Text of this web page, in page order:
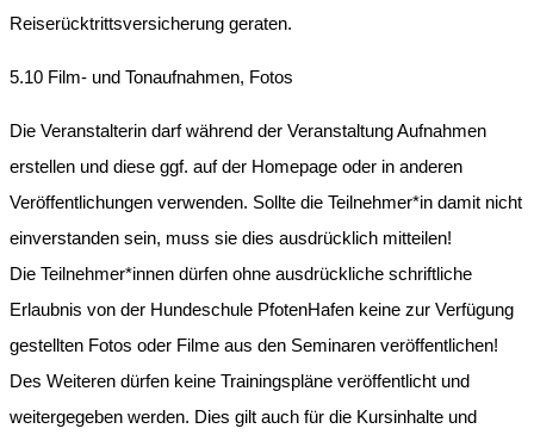
Reiserücktrittsversicherung geraten.
5.10 Film- und Tonaufnahmen, Fotos
Die Veranstalterin darf während der Veranstaltung Aufnahmen
erstellen und diese ggf. auf der Homepage oder in anderen
Veröffentlichungen verwenden. Sollte die Teilnehmer*in damit nicht
einverstanden sein, muss sie dies ausdrücklich mitteilen!
Die Teilnehmer*innen dürfen ohne ausdrückliche schriftliche
Erlaubnis von der Hundeschule PfotenHafen keine zur Verfügung
gestellten Fotos oder Filme aus den Seminaren veröffentlichen!
Des Weiteren dürfen keine Trainingspläne veröffentlicht und
weitergegeben werden. Dies gilt auch für die Kursinhalte und